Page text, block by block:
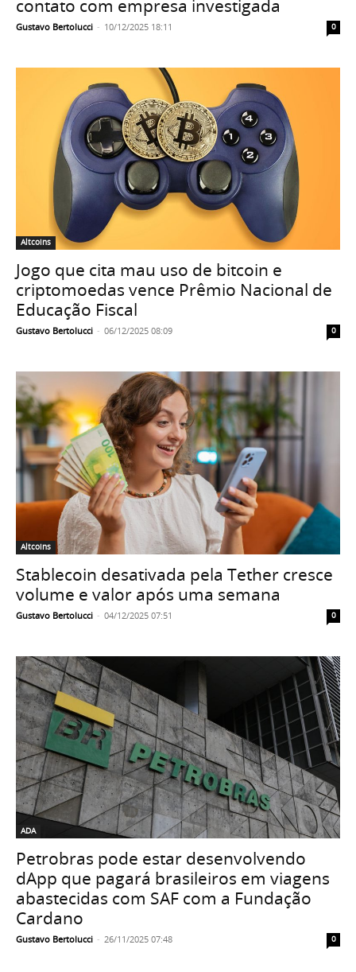
contato com empresa investigada
Gustavo Bertolucci - 10/12/2025 18:11 0
Altcoins
Jogo que cita mau uso de bitcoin e
criptomoedas vence Prêmio Nacional de
Educação Fiscal
Gustavo Bertolucci - 06/12/2025 08:09 0
Altcoins
Stablecoin desativada pela Tether cresce
volume e valor após uma semana
Gustavo Bertolucci - 04/12/2025 07:51 0
ADA
Petrobras pode estar desenvolvendo
dApp que pagará brasileiros em viagens
abastecidas com SAF com a Fundação
Cardano
Gustavo Bertolucci - 26/11/2025 07:48 0